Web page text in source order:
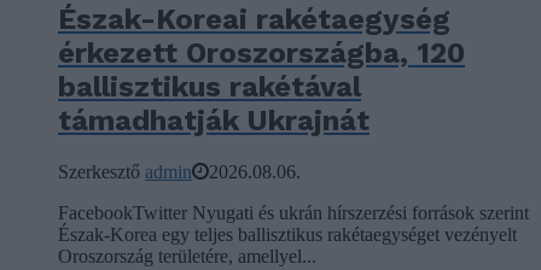
Észak-Koreai rakétaegység
érkezett Oroszországba, 120
ballisztikus rakétával
támadhatják Ukrajnát
Szerkesztő admin
2026.08.06.
FacebookTwitter Nyugati és ukrán hírszerzési források szerint
Észak-Korea egy teljes ballisztikus rakétaegységet vezényelt
Oroszország területére, amellyel...